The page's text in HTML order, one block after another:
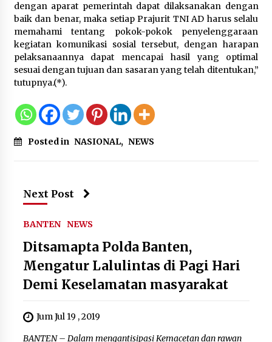
10 Agustus 2026
Lapas Perempuan Tangerang
Sambut Tim BPS Kota Tangerang
dalam Pendataan Sensus Ekonomi
Pengayoman dan HUT RI ke-81
dengan aparat pemerintah dapat dilaksanakan dengan
baik dan benar, maka setiap Prajurit TNI AD harus selalu
memahami tentang pokok-pokok penyelenggaraan
kegiatan komunikasi sosial tersebut, dengan harapan
pelaksanaannya dapat mencapai hasil yang optimal
sesuai dengan tujuan dan sasaran yang telah ditentukan,”
tutupnya.(*).
Posted in NASIONAL, NEWS
Next Post
BANTEN NEWS
Ditsamapta Polda Banten,
Mengatur Lalulintas di Pagi Hari
Demi Keselamatan masyarakat
Jum Jul 19 , 2019
BANTEN – Dalam mengantisipasi Kemacetan dan rawan